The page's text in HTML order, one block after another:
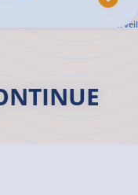
Réanimation –